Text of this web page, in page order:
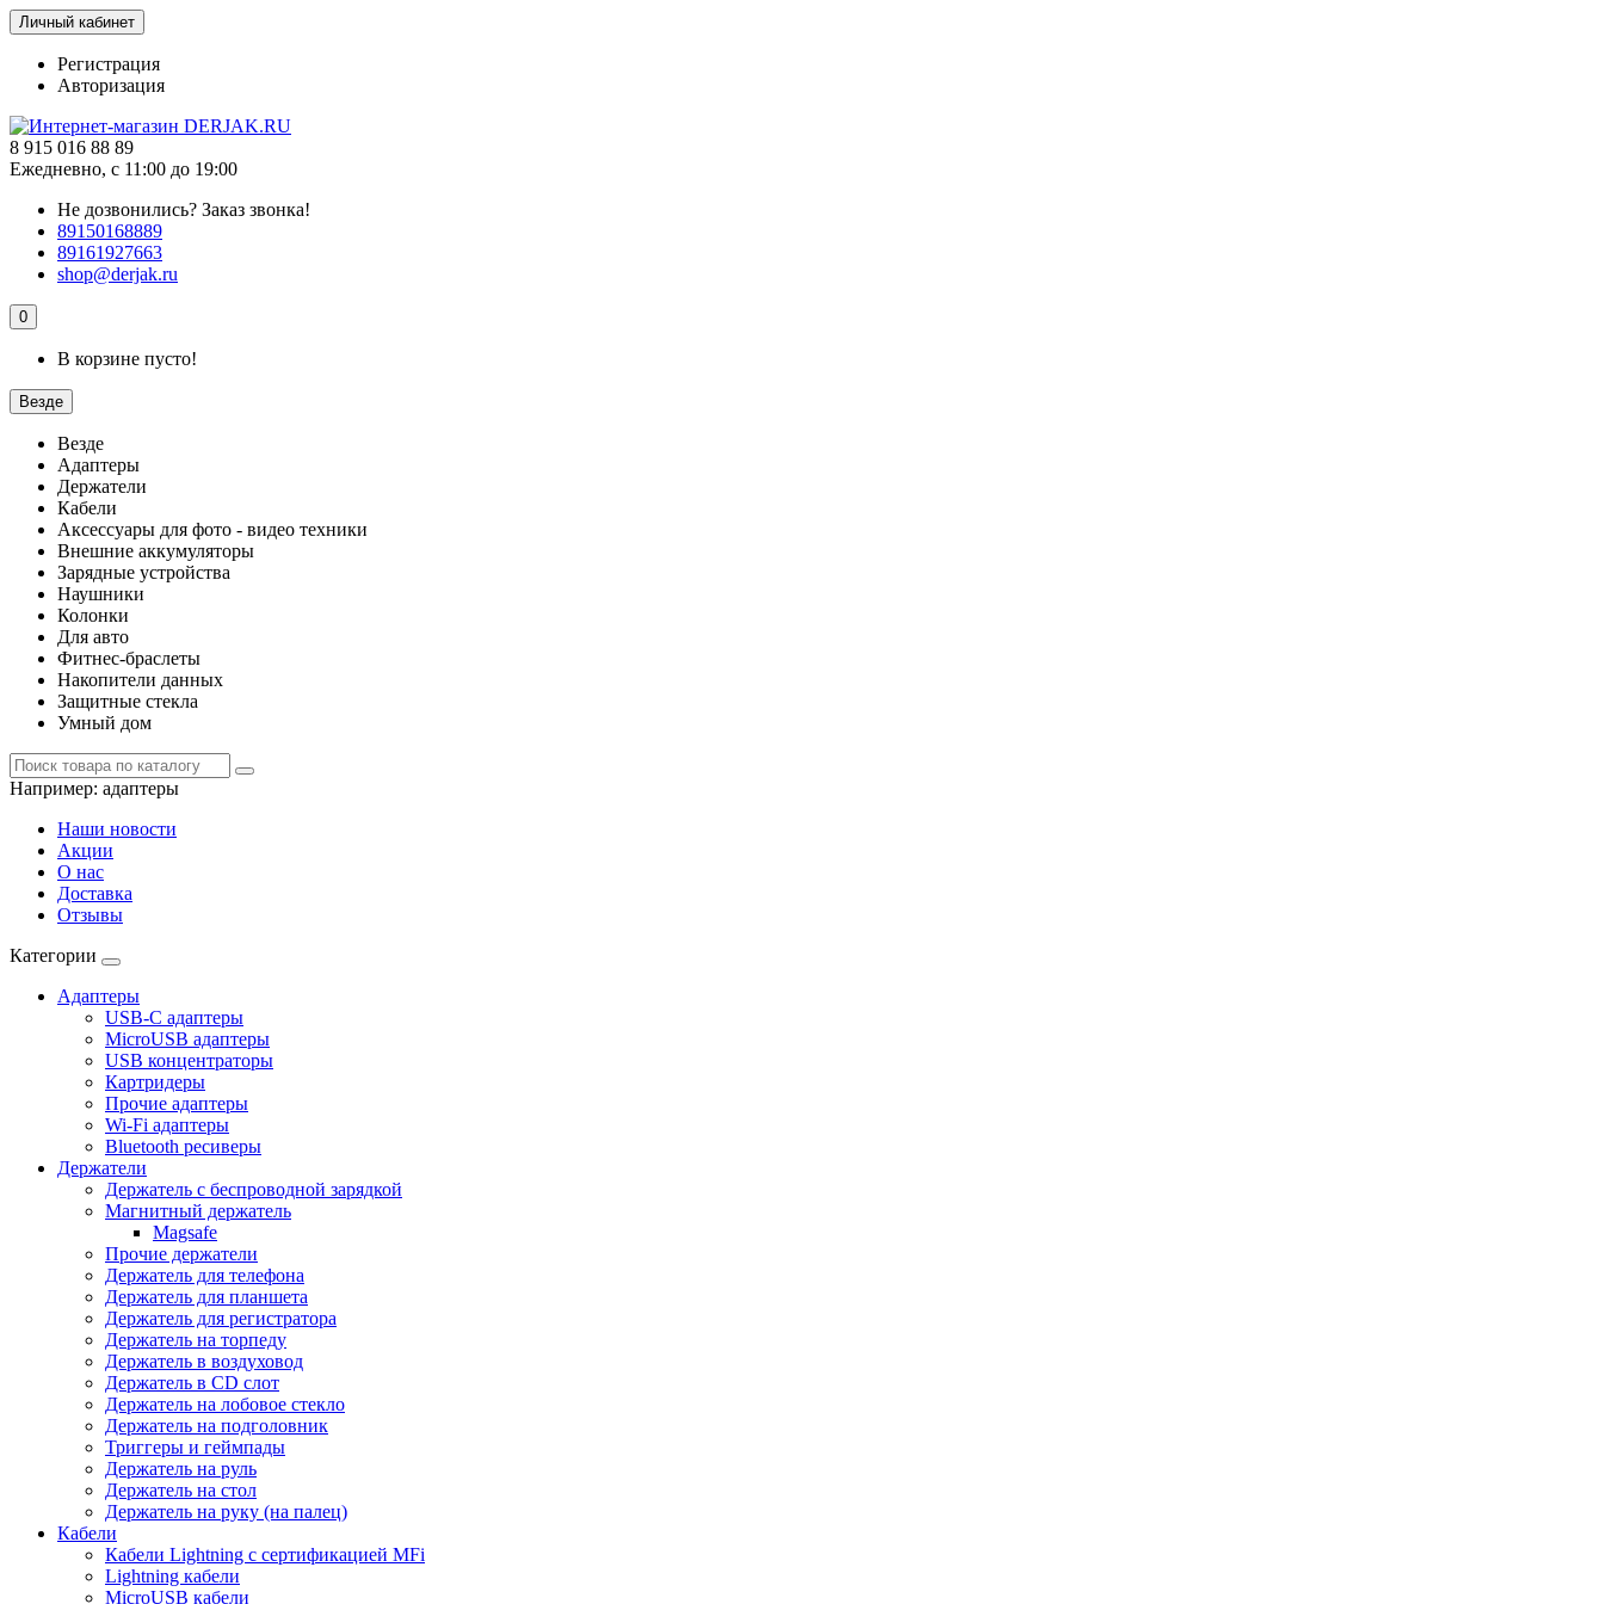
Личный кабинет
Регистрация
Авторизация
8 915 016 88 89
Ежедневно, с 11:00 до 19:00
Не дозвонились? Заказ звонка!
89150168889
89161927663
shop@derjak.ru
0
В корзине пусто!
Везде
Везде
Адаптеры
Держатели
Кабели
Аксессуары для фото - видео техники
Внешние аккумуляторы
Зарядные устройства
Наушники
Колонки
Для авто
Фитнес-браслеты
Накопители данных
Защитные стекла
Умный дом
Например: адаптеры
Наши новости
Акции
О нас
Доставка
Отзывы
Категории
Адаптеры
USB-C адаптеры
MicroUSB адаптеры
USB концентраторы
Картридеры
Прочие адаптеры
Wi-Fi адаптеры
Bluetooth ресиверы
Держатели
Держатель с беспроводной зарядкой
Магнитный держатель
Magsafe
Прочие держатели
Держатель для телефона
Держатель для планшета
Держатель для регистратора
Держатель на торпеду
Держатель в воздуховод
Держатель в CD слот
Держатель на лобовое стекло
Держатель на подголовник
Триггеры и геймпады
Держатель на руль
Держатель на стол
Держатель на руку (на палец)
Кабели
Кабели Lightning с сертификацией MFi
Lightning кабели
MicroUSB кабели